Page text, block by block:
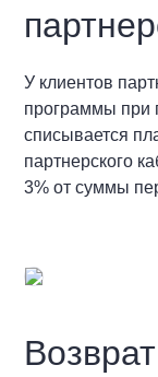
У клиентов
программы при
списывается
партнерского
3% от суммы